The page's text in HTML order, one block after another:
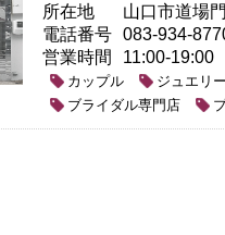
所在地
山口市道場
電話番号 083-934-
営業時間
11:00-19:00
カップル
ジュエリ
ブライダル専門店